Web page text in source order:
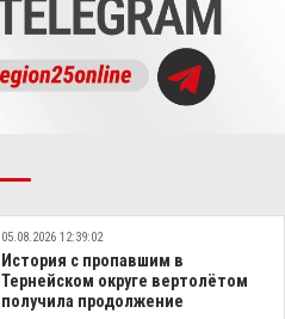
05.08.2026 12:39:02
История с пропавшим в
Тернейском округе вертолётом
получила продолжение